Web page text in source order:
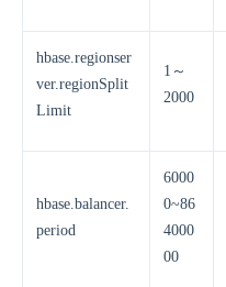
hbase.regionser
ver.regionSplit
Limit
1～
2000
hbase.balancer.
period
6000
0~86
4000
00